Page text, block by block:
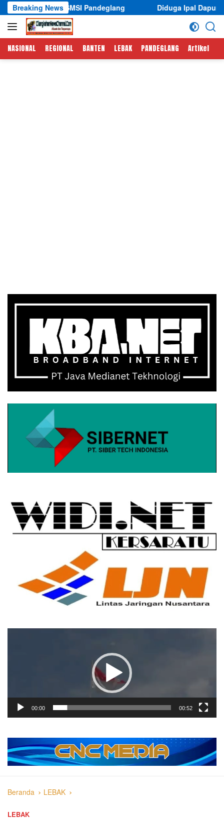
Langsung
ke
konten
Breaking News
SMSI Pandeglang Diduga Ipal Dapur MBG Yayasan
NASIONAL REGIONAL BANTEN LEBAK PANDEGLANG Artikel
00:00 00:52
Beranda LEBAK
LEBAK